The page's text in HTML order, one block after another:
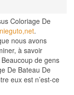
Coloriage De
.
nous avons
à savoir
de gens
De Bateau De
eux est n’est-ce